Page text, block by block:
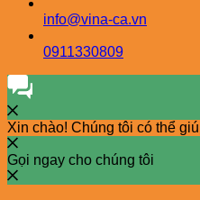
info@vina-ca.vn
0911330809
Xin chào! Chúng tôi có thể
Gọi ngay cho chúng tôi